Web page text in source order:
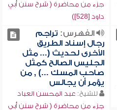
جزء من محاضرة ( شرح سنن أبي
داود [528])
الفهرس: تراجم
رجال إسناد الطريق
الأخرى لحديث (... مثل
الجليس الصالح كمثل
صاحب المسك ...) , من
يؤمر أن يجالس
للشيخ: عبد المحسن العباد
جزء من محاضرة ( شرح سنن أبي